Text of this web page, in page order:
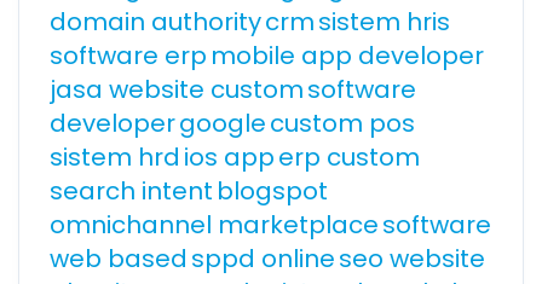
domain authoritycrmsistem hris
software erp mobile app developer
jasa website customsoftware
developergooglecustom pos
sistem hrd ios apperp custom
search intent blogspot
omnichannel marketplacesoftware
web based sppd onlineseo website